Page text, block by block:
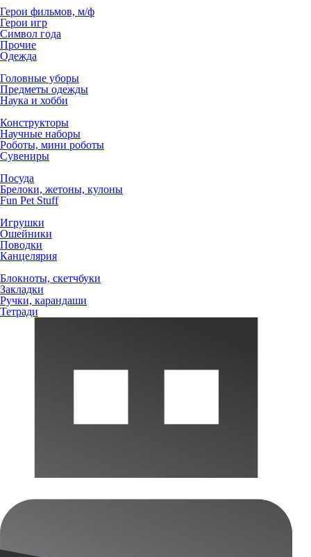
Герои фильмов, м/ф
Герои игр
Символ года
Прочие
Одежда
Головные уборы
Предметы одежды
Наука и хобби
Конструкторы
Научные наборы
Роботы, мини роботы
Сувениры
Посуда
Брелоки, жетоны, кулоны
Fun Pet Stuff
Игрушки
Ошейники
Поводки
Канцелярия
Блокноты, скетчбуки
Закладки
Ручки, карандаши
Тетради